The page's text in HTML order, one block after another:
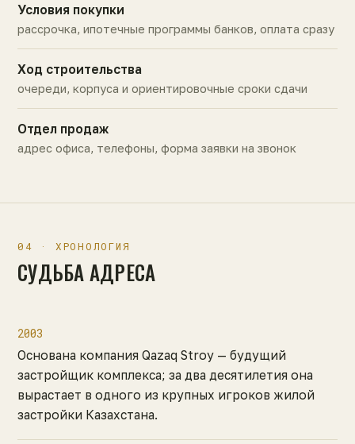
Условия покупки
рассрочка, ипотечные программы банков, оплата сразу
Ход строительства
очереди, корпуса и ориентировочные сроки сдачи
Отдел продаж
адрес офиса, телефоны, форма заявки на звонок
04 · ХРОНОЛОГИЯ
СУДЬБА АДРЕСА
2003
Основана компания Qazaq Stroy — будущий
застройщик комплекса; за два десятилетия она
вырастает в одного из крупных игроков жилой
застройки Казахстана.